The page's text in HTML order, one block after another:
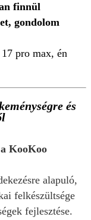
finnül
gondolom
pro max, én
és
KooKoo
alapuló,
felkészültsége
fejlesztése.